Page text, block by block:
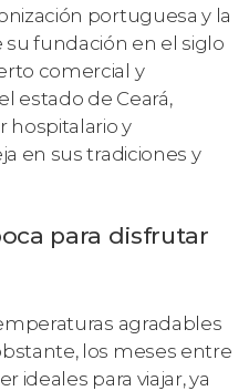
portuguesa y la
su fundación en el siglo
comercial y
estado de Ceará,
hospitalario y
en sus tradiciones y
para disfrutar
agradables
los meses entre
ideales para viajar, ya